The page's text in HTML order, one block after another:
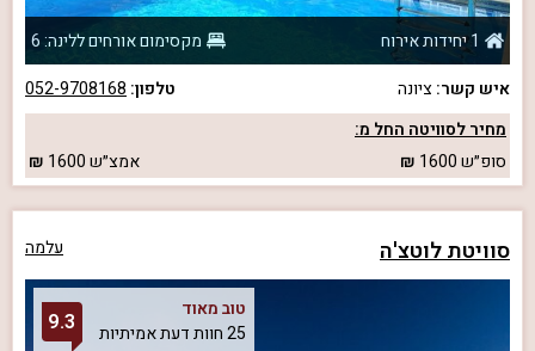
1 יחידות אירוח
מקסימום אורחים ללינה: 6
איש קשר:ציונה טלפון: 052-9708168
מחיר לסוויטה החל מ:
סופ״ש1600 אמצ״ש1600
סוויטת לוטצ'ה עלמה
טוב מאוד
25 חוות דעת אמיתיות
9.3